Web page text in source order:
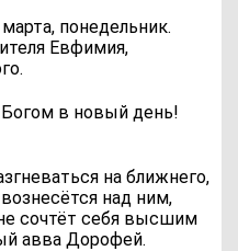
понедельник.
Евфимия,
в новый день!
на ближнего,
над ним,
сочтёт себя высшим
авва Дорофей.